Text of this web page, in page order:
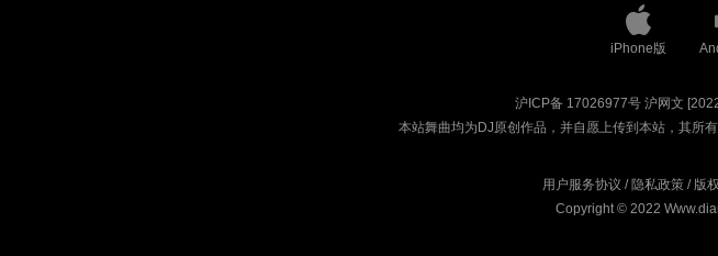
iPhone版
沪ICP备 17026977号 沪网文
本站舞曲均为DJ原创作品，并自愿上传到本站，其所
用户服务协议 / 隐私政策/ 版
Copyright © 2022